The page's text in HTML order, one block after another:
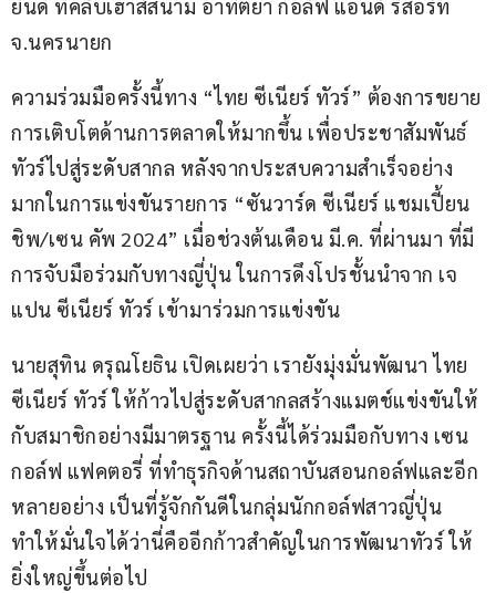
ยินดี ที่คลับเฮาส์สนาม อาทิตยา กอล์ฟ แอนด์ รีสอร์ท
จ.นครนายก
ความร่วมมือครั้งนี้ทาง “ไทย ซีเนียร์ ทัวร์” ต้องการขยาย
การเติบโตด้านการตลาดให้มากขึ้น เพื่อประชาสัมพันธ์
ทัวร์ไปสู่ระดับสากล หลังจากประสบความสำเร็จอย่าง
มากในการแข่งขันรายการ “ซันวาร์ด ซีเนียร์ แชมเปี้ยน
ชิพ/เซน คัพ 2024” เมื่อช่วงต้นเดือน มี.ค. ที่ผ่านมา ที่มี
การจับมือร่วมกับทางญี่ปุ่น ในการดึงโปรชั้นนำจาก เจ
แปน ซีเนียร์ ทัวร์ เข้ามาร่วมการแข่งขัน
นายสุทิน ดรุณโยธิน เปิดเผยว่า เรายังมุ่งมั่นพัฒนา ไทย
ซีเนียร์ ทัวร์ ให้ก้าวไปสู่ระดับสากลสร้างแมตช์แข่งขันให้
กับสมาชิกอย่างมีมาตรฐาน ครั้งนี้ได้ร่วมมือกับทาง เซน
กอล์ฟ แฟคตอรี่ ที่ทำธุรกิจด้านสถาบันสอนกอล์ฟและอีก
หลายอย่าง เป็นที่รู้จักกันดีในกลุ่มนักกอล์ฟสาวญี่ปุ่น
ทำให้มั่นใจได้ว่านี่คืออีกก้าวสำคัญในการพัฒนาทัวร์ ให้
ยิ่งใหญ่ขึ้นต่อไป